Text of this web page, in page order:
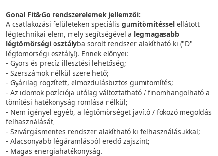
Gonal Fit&Go rendszerelemek jellemzői:
A csatlakozási felületeken speciális gumitömítéssel ellátott
légtechnikai elem, mely segítségével a legmagasabb
légtömörségi osztályba sorolt rendszer alakítható ki ("D"
légtömörségi osztály!). Ennek előnyei:
- Gyors és precíz illesztési lehetőség;
- Szerszámok nélkül szerelhető;
- Gyárilag rögzített, elmozdulásbiztos gumitömítés;
- Az idomok pozíciója utólag változtatható / finomhangolható a
tömítési hatékonyság romlása nélkül;
- Nem igényel egyéb, a légtömörséget javító / fokozó megoldás
felhasználását;
- Szivárgásmentes rendszer alakítható ki felhasználásukkal;
- Alacsonyabb légáramlásból eredő zajszint;
- Magas energiahatékonyság.